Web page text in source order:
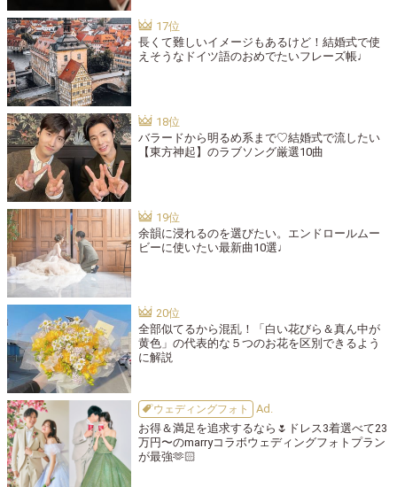
長くて難しいイメージもあるけど！結婚式で使
えそうなドイツ語のおめでたいフレーズ帳♩
バラードから明るめ系まで♡結婚式で流したい
【東方神起】のラブソング厳選10曲
余韻に浸れるのを選びたい。エンドロールムー
ビーに使いたい最新曲10選♩
全部似てるから混乱！「白い花びら＆真ん中が
黄色」の代表的な５つのお花を区別できるよう
に解説
ウェディングフォト
お得＆満足を追求するなら🌷ドレス3着選べて23
万円〜のmarryコラボウェディングフォトプラン
が最強🫶🏻